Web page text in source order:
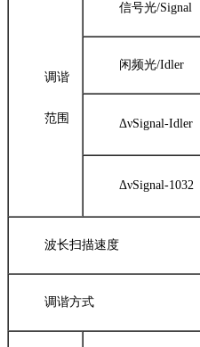
调谐
范围
信号光/Signal
闲频光/Idler
ΔνSignal-Idler
ΔνSignal-1032
波长扫描速度
调谐方式